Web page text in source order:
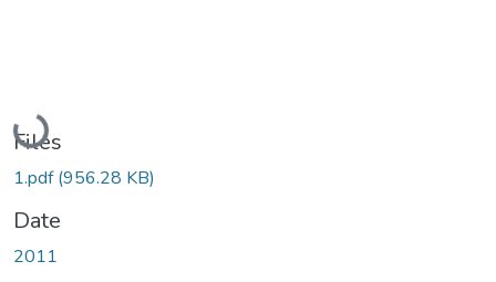
Loading...
Files
1.pdf(956.28 KB)
Date
2011